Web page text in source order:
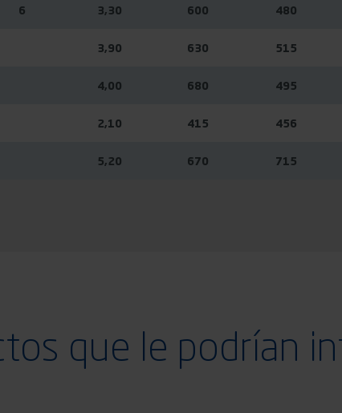
6 3,30 600 480
3,90 630 515
4,00 680 495
2,10 415 456
5,20 670 715
que le podrían